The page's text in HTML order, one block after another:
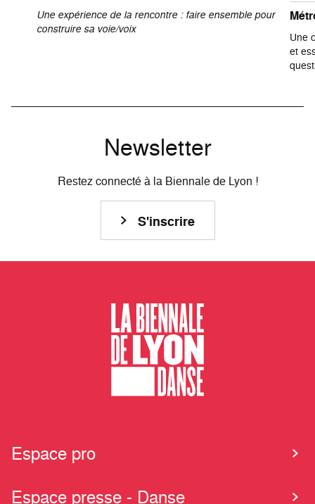
Une expérience de la rencontre : faire ensemble pour
construire sa voie/voix
Une
et
Newsletter
Restez connecté à la Biennale de Lyon !
S'inscrire
Espace pro
Espace presse - Danse